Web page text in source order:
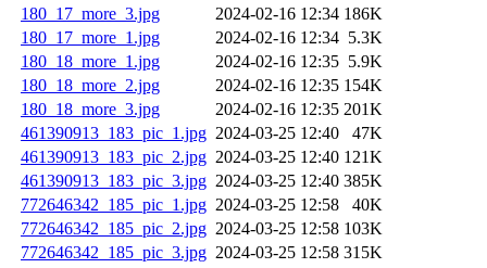
180_17_more_3.jpg
2024-02-16 12:34 186K
180_17_more_1.jpg
2024-02-16 12:34 5.3K
180_18_more_1.jpg
2024-02-16 12:35 5.9K
180_18_more_2.jpg
2024-02-16 12:35 154K
180_18_more_3.jpg
2024-02-16 12:35 201K
461390913_183_pic_1.jpg 2024-03-25 12:40
47K
461390913_183_pic_2.jpg 2024-03-25 12:40 121K
461390913_183_pic_3.jpg 2024-03-25 12:40 385K
772646342_185_pic_1.jpg 2024-03-25 12:58
40K
772646342_185_pic_2.jpg 2024-03-25 12:58 103K
772646342_185_pic_3.jpg 2024-03-25 12:58 315K